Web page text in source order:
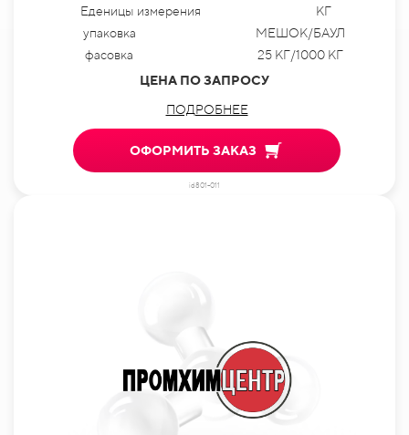
Еденицы измерения
КГ
упаковка
МЕШОК/БАУЛ
фасовка
25 КГ/1000 КГ
ЦЕНА ПО ЗАПРОСУ
ПОДРОБНЕЕ
ОФОРМИТЬ ЗАКАЗ
id801-011